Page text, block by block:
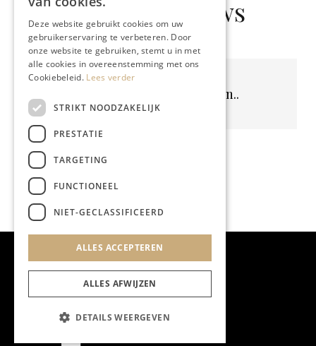
Gerelateerd nieuws
Geen resultaten gevonden..
Deze website gebruikt cookies om uw
gebruikerservaring te verbeteren. Door
onze website te gebruiken, stemt u in met
alle cookies in overeenstemming met ons
Cookiebeleid. Lees verder
STRIKT NOODZAKELIJK
PRESTATIE
TARGETING
FUNCTIONEEL
NIET-GECLASSIFICEERD
ALLES ACCEPTEREN
ALLES AFWIJZEN
DETAILS WEERGEVEN